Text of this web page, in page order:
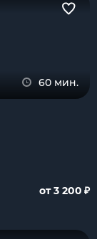
60 мин.
от 3 200 ₽